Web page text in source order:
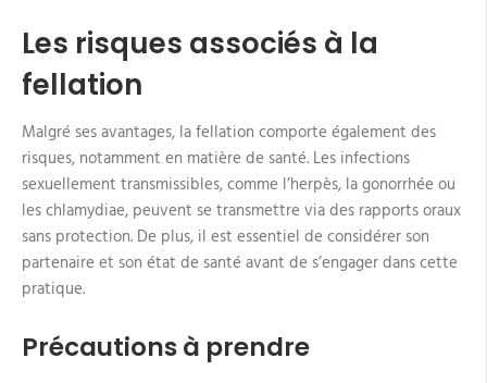
Les risques associés à la
fellation
Malgré ses avantages, la fellation comporte également des
risques, notamment en matière de santé. Les infections
sexuellement transmissibles, comme l’herpès, la gonorrhée ou
les chlamydiae, peuvent se transmettre via des rapports oraux
sans protection. De plus, il est essentiel de considérer son
partenaire et son état de santé avant de s’engager dans cette
pratique.
Précautions à prendre